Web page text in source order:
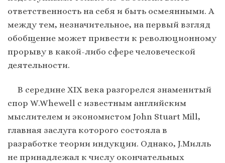
ответственность на себя и быть осмеянными. А
между тем, незначительное, на первый взгляд
обобщение может привести к революционному
прорыву в какой-либо сфере человеческой
деятельности.
В середине XIX века разгорелся знаменитый
спор W.Whewell с известным английским
мыслителем и экономистом John Stuart Mill,
главная заслуга которого состояла в
разработке теории индукции. Однако, J.Милль
не принадлежал к числу окончательных